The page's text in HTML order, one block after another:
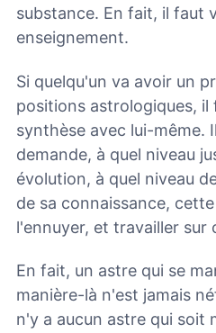
substance. En fait, il faut
enseignement.
Si quelqu'un va avoir un
positions astrologiques, il
synthèse avec lui-même.
demande, à quel niveau
évolution, à quel niveau
de sa connaissance,
l'ennuyer, et travailler sur
En fait, un astre qui se
manière-là n'est jamais
n'y a aucun astre qui soit